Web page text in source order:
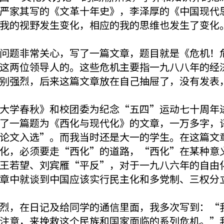
家其写的《文革十年史》，李泽厚的《中国现
的视野发生变化，相应的我的思维也发生了变化
题非常关心，写了一篇文章，题目就是《危机
两位领导人的。这些危机主要指一九八八年的
强烈，后来这篇文章放在自己抽屉了，没有发表
学春秋》和校团委为纪念“五四”运动七十周
一篇题为《西化与现代化》的文章，一万多字
文入选”。而我当时还是大一的学生。在这篇
化，必须要走“西化”的道路，“西化”在某种
若望、刘宾雁“平反”，对于一九八六年的自由
中就谈到中国应该实行民主化和多党制、三权分
，在日记及给同学的通信里面，我多次写到：
意，来挽救这个民族和国家面临的系列危机。